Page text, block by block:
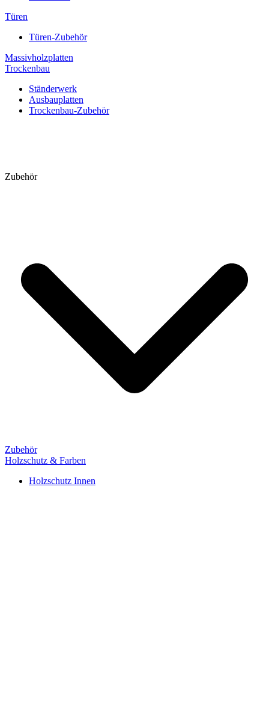
Türen
Türen-Zubehör
Massivholzplatten
Trockenbau
Ständerwerk
Ausbauplatten
Trockenbau-Zubehör
Zubehör
Zubehör
Holzschutz & Farben
Holzschutz Innen